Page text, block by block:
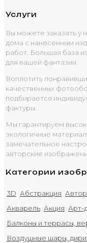
Услуги
Вы можете заказать у
дома с нанесенным
работ. Большая база
для вашей фантазии.
Воплотить
качественных
подбирается
фактуры.
Мы гарантируем
экологичные
замечательное
авторские
Категории
3D Абстракция
Акварель Акция Арт-
Балконы и террасы,
Воздушные шары,